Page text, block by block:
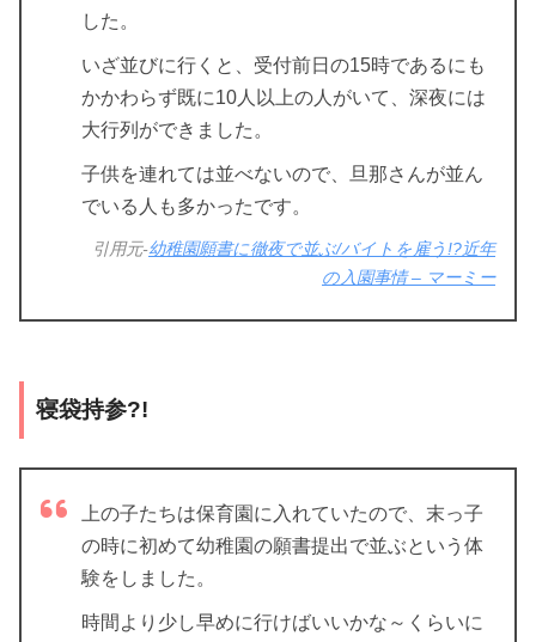
した。
いざ並びに行くと、受付前日の15時であるにも
かかわらず既に10人以上の人がいて、深夜には
大行列ができました。
子供を連れては並べないので、旦那さんが並ん
でいる人も多かったです。
引用元-幼稚園願書に徹夜で並ぶ/バイトを雇う!?近年
の入園事情 – マーミー
寝袋持参?!
上の子たちは保育園に入れていたので、末っ子
の時に初めて幼稚園の願書提出で並ぶという体
験をしました。
時間より少し早めに行けばいいかな～くらいに